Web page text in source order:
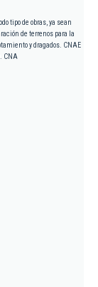
tipo de obras, ya sean
de terrenos para la
y dragados. CNAE
CNA